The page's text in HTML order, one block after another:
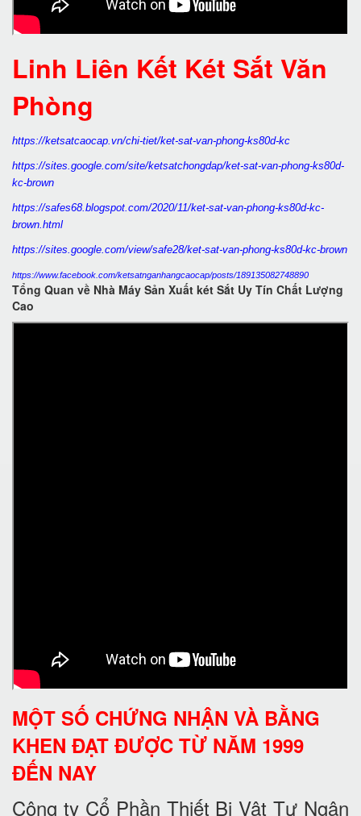
Linh Liên Kết Két Sắt Văn
Phòng
https://ketsatcaocap.vn/chi-tiet/ket-sat-van-phong-ks80d-kc
https://sites.google.com/site/ketsatchongdap/ket-sat-van-phong-ks80d-
kc-brown
https://safes68.blogspot.com/2020/11/ket-sat-van-phong-ks80d-kc-
brown.html
https://sites.google.com/view/safe28/ket-sat-van-phong-ks80d-kc-brown
https://www.facebook.com/ketsatnganhangcaocap/posts/189135082748890
Tổng Quan về Nhà Máy Sản Xuất két Sắt Uy Tín Chất Lượng
Cao
MỘT SỐ CHỨNG NHẬN VÀ BẰNG
KHEN ĐẠT ĐƯỢC TỪ NĂM 1999
ĐẾN NAY
Công ty Cổ Phần Thiết Bị Vật Tư Ngân